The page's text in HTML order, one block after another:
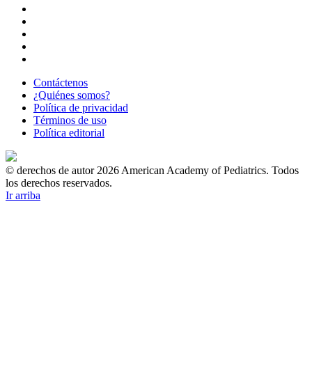
Contáctenos
¿Quiénes somos?
Política de privacidad
Términos de uso
Política editorial
© derechos de autor 2026 American Academy of Pediatrics. Todos
los derechos reservados.
Ir arriba